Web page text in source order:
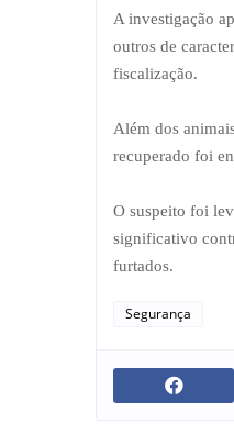
A investigação
outros de
fiscalização.
Além dos
recuperado foi
O suspeito foi
significativo
furtados.
Segurança